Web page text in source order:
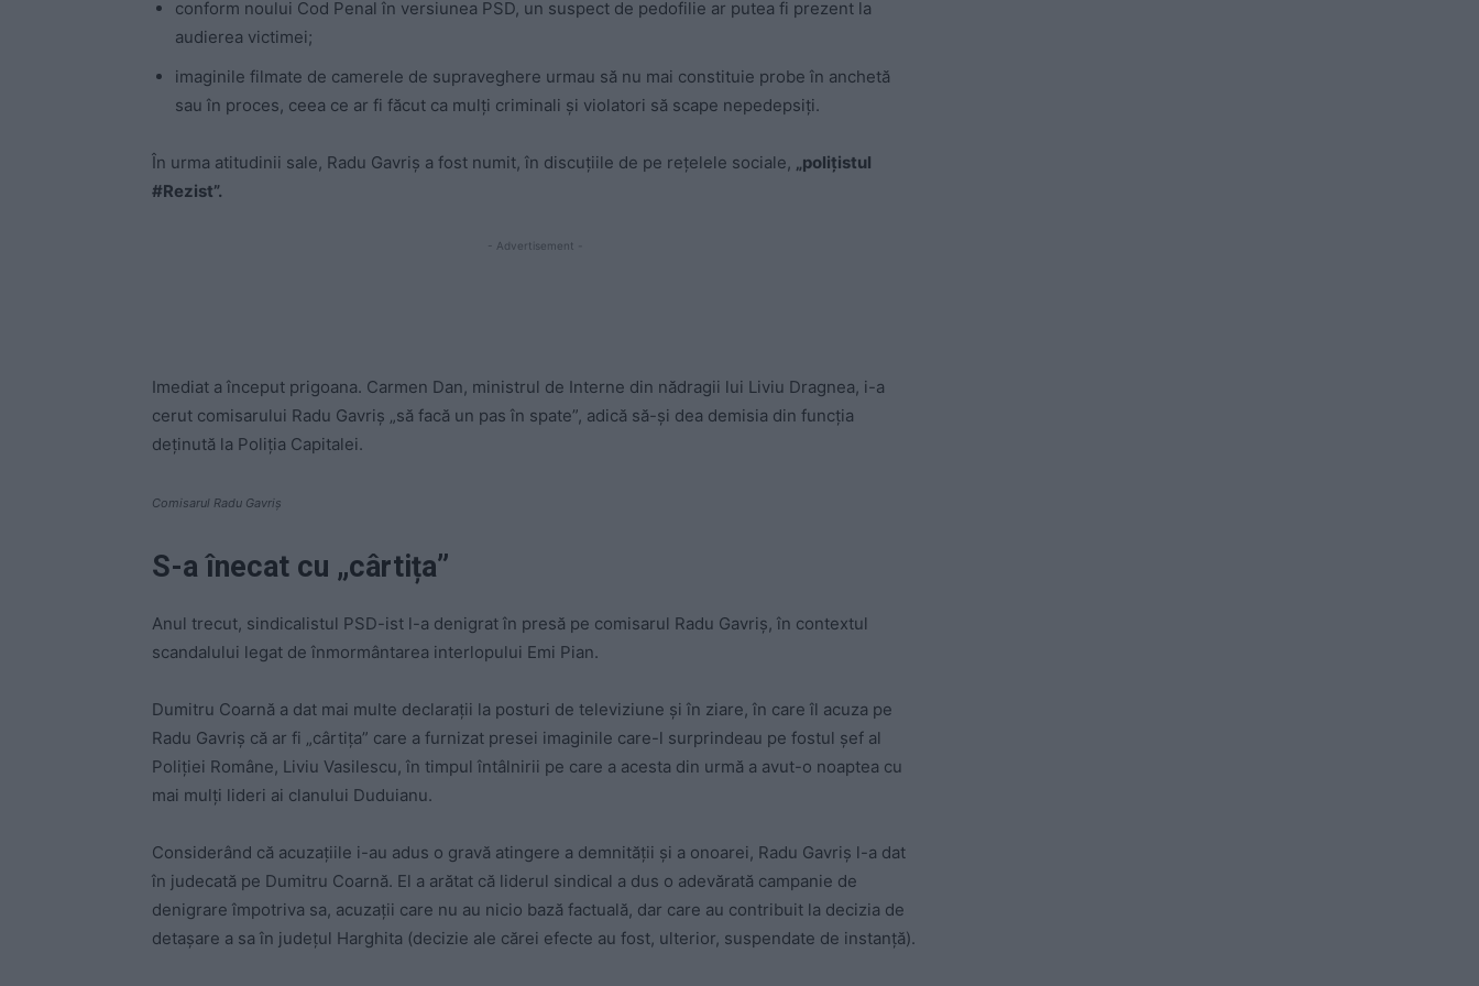
conform noului Cod Penal în versiunea PSD, un suspect de pedofilie ar putea fi prezent la
audierea victimei;
imaginile filmate de camerele de supraveghere urmau să nu mai constituie probe în anchetă
sau în proces, ceea ce ar fi făcut ca mulți criminali și violatori să scape nepedepsiți.
În urma atitudinii sale, Radu Gavriș a fost numit, în discuțiile de pe rețelele sociale, „polițistul
#Rezist”.
- Advertisement -
Imediat a început prigoana. Carmen Dan, ministrul de Interne din nădragii lui Liviu Dragnea, i-a
cerut comisarului Radu Gavriș „să facă un pas în spate”, adică să-și dea demisia din funcția
deținută la Poliția Capitalei.
Comisarul Radu Gavriș
S-a înecat cu „cârtița”
Anul trecut, sindicalistul PSD-ist l-a denigrat în presă pe comisarul Radu Gavriș, în contextul
scandalului legat de înmormântarea interlopului Emi Pian.
Dumitru Coarnă a dat mai multe declaraţii la posturi de televiziune şi în ziare, în care îl acuza pe
Radu Gavriş că ar fi „cârtiţa” care a furnizat presei imaginile care-l surprindeau pe fostul şef al
Poliţiei Române, Liviu Vasilescu, în timpul întâlnirii pe care a acesta din urmă a avut-o noaptea cu
mai mulţi lideri ai clanului Duduianu.
Considerând că acuzaţiile i-au adus o gravă atingere a demnităţii şi a onoarei, Radu Gavriş l-a dat
în judecată pe Dumitru Coarnă. El a arătat că liderul sindical a dus o adevărată campanie de
denigrare împotriva sa, acuzaţii care nu au nicio bază factuală, dar care au contribuit la decizia de
detaşare a sa în judeţul Harghita (decizie ale cărei efecte au fost, ulterior, suspendate de instanţă).